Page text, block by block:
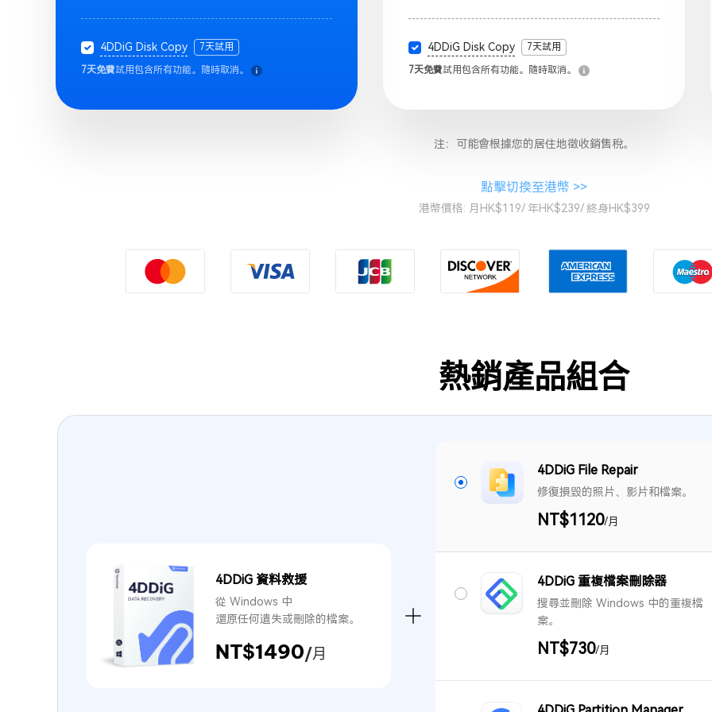
4DDiG Disk Copy 7天試用
7天免費試用包含所有功能。隨時取消。
4DDiG Disk Copy 7天試用
7天免費試用包含所有功能。隨時取消。
注：可能會根據您的居住地徵收銷售稅。
點擊切換至港幣 >>
港幣價格: 月HK$119/ 年HK$239/ 終身HK$399
熱銷產品組合
4DDiG 資料救援
從 Windows 中
還原任何遺失或刪除的檔案。
NT$1490/月
4DDiG File Repair
修復損毀的照片、影片和檔案。
NT$1120/月
4DDiG 重複檔案刪除器
搜尋並刪除 Windows 中的重複檔
案。
NT$730/月